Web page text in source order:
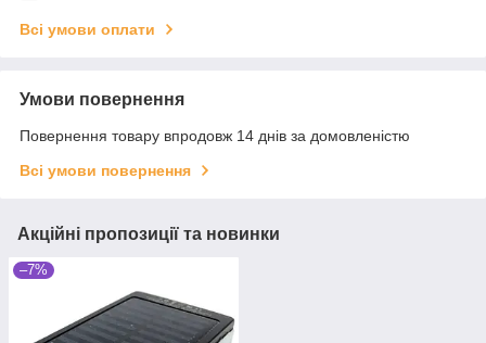
Всі умови оплати
Умови повернення
Повернення товару впродовж 14 днів за домовленістю
Всі умови повернення
Акційні пропозиції та новинки
–7%